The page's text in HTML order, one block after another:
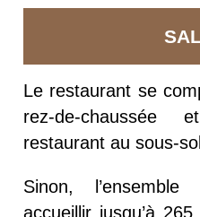
Le restaurant se
rez-de-
restaurant au sous-
Sinon,
accueillir jusqu’à